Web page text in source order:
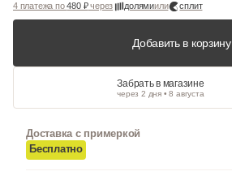
4 платежа по480 ₽через долямиили сплит
Добавить в корзину
Забрать в магазине
через 2 дня • 8 августа
Доставка с примеркой
Бесплатно